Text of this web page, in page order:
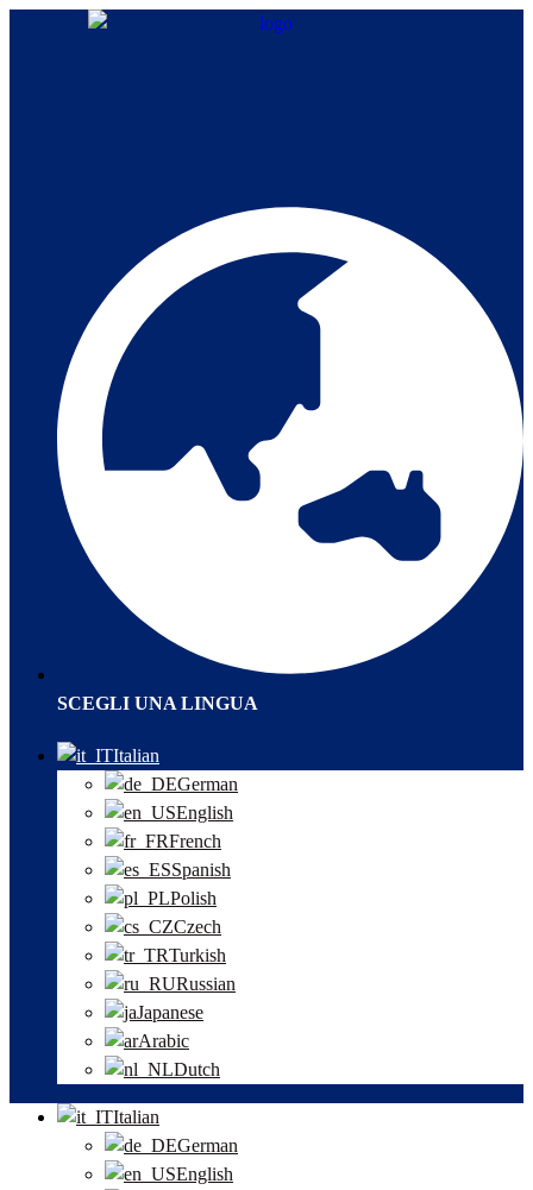
SCEGLI UNA LINGUA
Italian
German
English
French
Spanish
Polish
Czech
Turkish
Russian
Japanese
Arabic
Dutch
Italian
German
English